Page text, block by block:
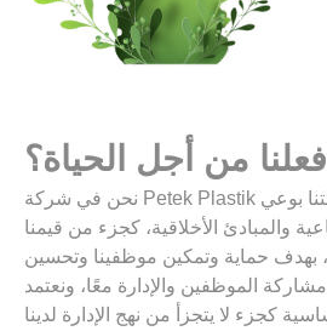
من أجل الحياة؟
نحن في شركة Petek Plastik نعمل في جميع أنشطتنا بوعي
والمبادئ الأخلاقية، كجزء من قيمنا
بهدف حماية وتمكين موظفينا وتحسين
الموظفين والإدارة معًا، ونعتمد